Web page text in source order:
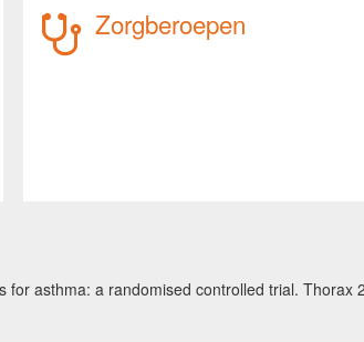
Zorgberoepen
asthma: a randomised controlled trial. Thorax